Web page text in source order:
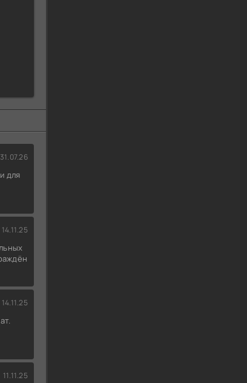
31.07.26
для
14.11.25
14.11.25
11.11.25